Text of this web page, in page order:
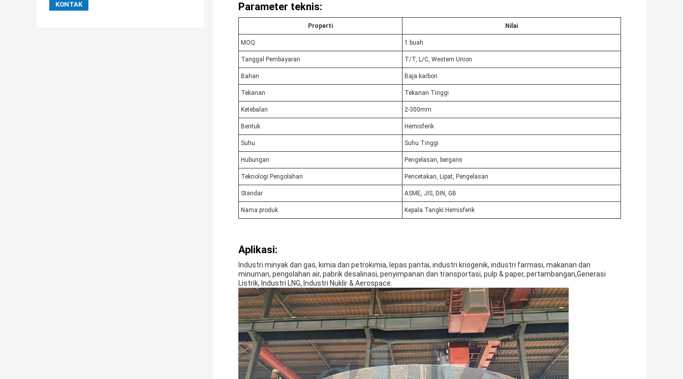
Parameter teknis:
Properti Nilai
MOQ 1 buah
Tanggal Pembayaran T/T, L/C, Western Union
Bahan Baja karbon
Tekanan Tekanan Tinggi
Ketebalan 2-300mm
Bentuk Hemisferik
Suhu Suhu Tinggi
Hubungan Pengelasan, bergaris
Teknologi Pengolahan Pencetakan, Lipat, Pengelasan
Standar ASME, JIS, DIN, GB
Nama produk Kepala Tangki Hemisferik
Aplikasi:
Industri minyak dan gas, kimia dan petrokimia, lepas pantai, industri kriogenik, industri farmasi, makanan dan
minuman, pengolahan air, pabrik desalinasi, penyimpanan dan transportasi, pulp & paper, pertambangan,Generasi
Listrik, Industri LNG, Industri Nuklir & Aerospace.